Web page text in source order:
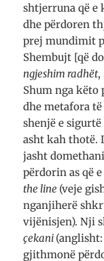
shtjerruna që e
dhe përdoren
prej mundimit
Shembujt [që
ngjeshim radhët,
Shum nga këto
dhe metafora
shenjë e
asht kah thotë.
jasht
përdorin as që
the line (veje
nganjiherë
vijënisjen). Nji
çekani
gjithmonë